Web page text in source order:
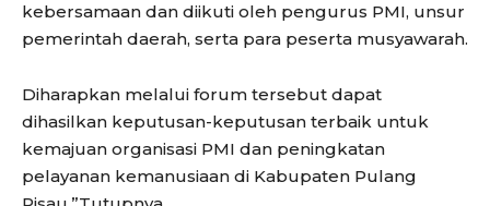
kebersamaan dan diikuti oleh pengurus PMI, unsur
pemerintah daerah, serta para peserta musyawarah.
Diharapkan melalui forum tersebut dapat
dihasilkan keputusan-keputusan terbaik untuk
kemajuan organisasi PMI dan peningkatan
pelayanan kemanusiaan di Kabupaten Pulang